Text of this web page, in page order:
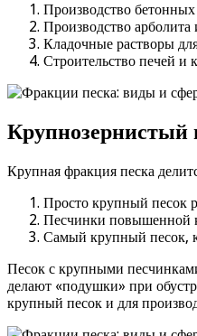
Производство
Производство
Кладочные растворы
Строительство печей и
Крупнозернистый
Крупная фракция песка
Просто крупный песок
Песчинки повышенной
Самый крупный песок,
Песок с крупными
делают «подушки» при
крупный песок и для